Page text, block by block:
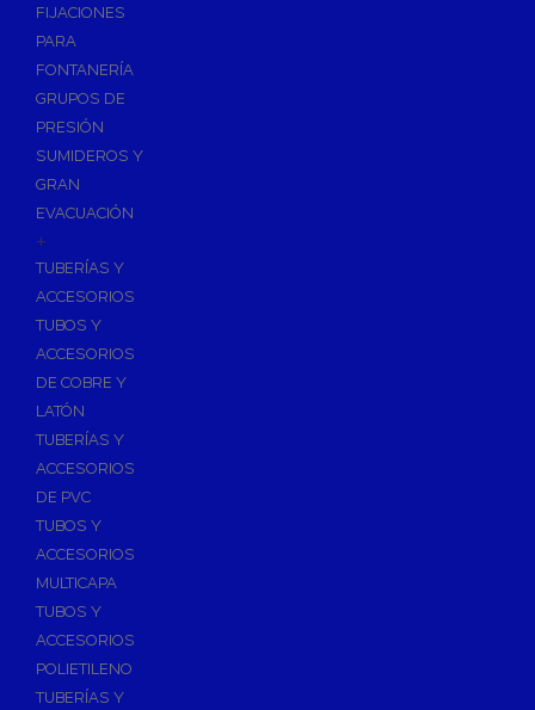
FIJACIONES
PARA
FONTANERÍA
GRUPOS DE
PRESIÓN
SUMIDEROS Y
GRAN
EVACUACIÓN
+
TUBERÍAS Y
ACCESORIOS
TUBOS Y
ACCESORIOS
DE COBRE Y
LATÓN
TUBERÍAS Y
ACCESORIOS
DE PVC
TUBOS Y
ACCESORIOS
MULTICAPA
TUBOS Y
ACCESORIOS
POLIETILENO
TUBERÍAS Y